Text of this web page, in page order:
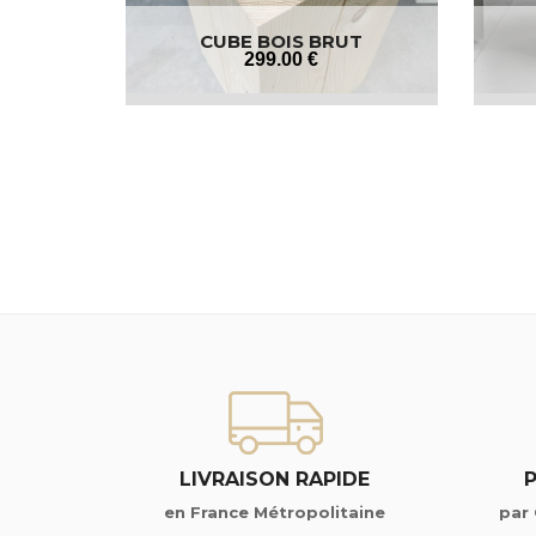
CUBE BOIS BRUT
299.00 €
LIVRAISON RAPIDE
en France Métropolitaine par